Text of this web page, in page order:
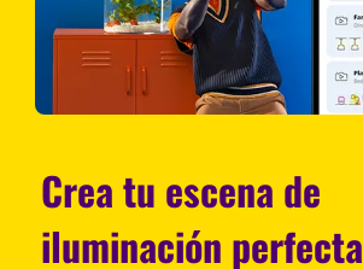
Crea tu escena de
iluminación perfecta